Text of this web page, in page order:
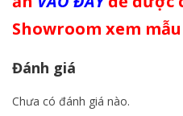
Showroom xem mẫu
Đánh giá
Chưa có đánh giá nào.